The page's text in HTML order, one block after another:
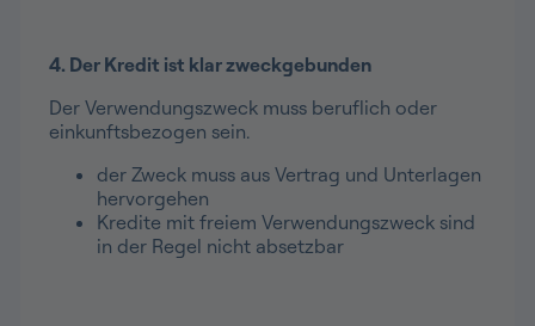
4. Der Kredit ist klar zweckgebunden
Der Verwendungszweck muss beruflich oder
einkunftsbezogen sein.
der Zweck muss aus Vertrag und Unterlagen
hervorgehen
Kredite mit freiem Verwendungszweck sind
in der Regel nicht absetzbar